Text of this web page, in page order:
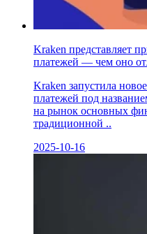
Kraken представляет
платежей — чем оно
Kraken запустила
платежей под
на рынок основных
традиционной ..
2025-10-16